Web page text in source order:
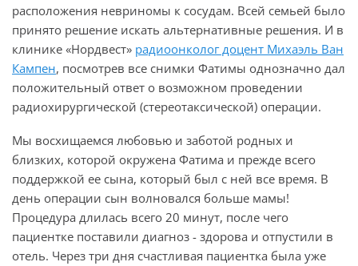
расположения невриномы к сосудам. Всей семьей было
принято решение искать альтернативные решения. И в
клинике «Нордвест» радиоонколог доцент Михаэль Ван
Кампен, посмотрев все снимки Фатимы однозначно дал
положительный ответ о возможном проведении
радиохирургической (стереотаксической) операции.
Мы восхищаемся любовью и заботой родных и
близких, которой окружена Фатима и прежде всего
поддержкой ее сына, который был с ней все время. В
день операции сын волновался больше мамы!
Процедура длилась всего 20 минут, после чего
пациентке поставили диагноз - здорова и отпустили в
отель. Через три дня счастливая пациентка была уже